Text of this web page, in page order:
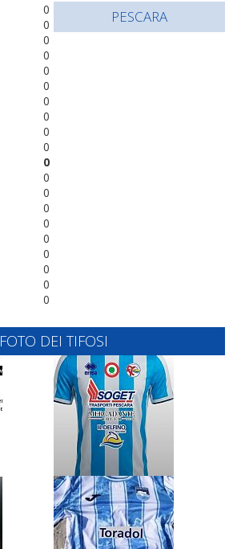
0
0
0
0
0
0
0
0
0
0
0
0
0
0
0
0
0
0
0
0
PESCARA
FOTO DEI TIFOSI